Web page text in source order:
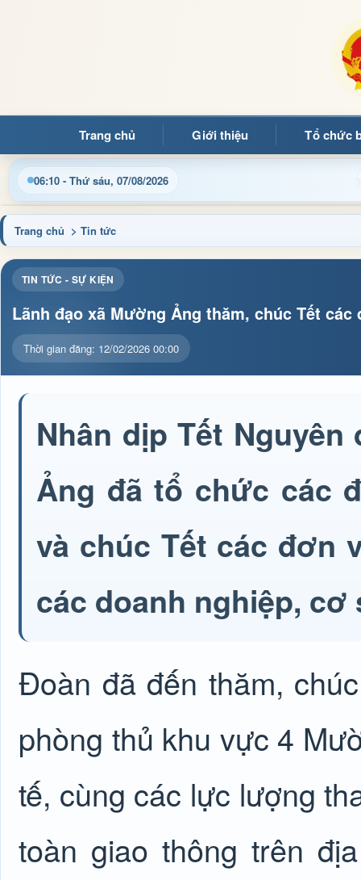
Trang chủ Giới thiệu Tổ chức
06:10 - Thứ sáu, 07/08/2026
hành, thủ tục hành chính và tin tức địa phương nhanh
Trang chủ > Tin tức
TIN TỨC - SỰ KIỆN
Lãnh đạo xã Mường Ảng thăm, chúc Tết
Thời gian đăng: 12/02/2026 00:00
Nhân dịp Tết
Ảng đã tổ chức các
và chúc Tết các đơn
các doanh nghiệp,
Đoàn đã đến thăm,
phòng thủ khu vực 4
tế, cùng các lực lượng
toàn giao thông trên